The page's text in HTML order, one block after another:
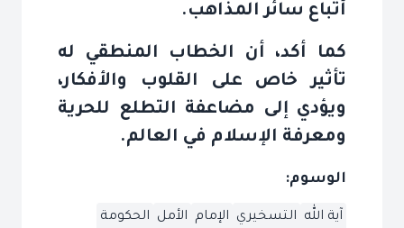
أتباع سائر المذاهب.
كما أكد، أن الخطاب المنطقي له
تأثير خاص على القلوب والأفكار،
ويؤدي إلى مضاعفة التطلع للحرية
ومعرفة الإسلام في العالم.
الوسوم:
آية الله التسخيري الإمام الأمل
الحكومة